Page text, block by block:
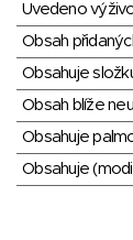
Uvedeno
Obsah
Obsahuje
Obsah blíže
Obsahuje
Obsahuje